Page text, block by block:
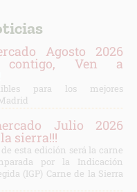
Agosto 2026
contigo, Ven a
para los mejores
Julio 2026
la sierra!!!
esta edición será la carne
por la Indicación
(IGP) Carne de la Sierra